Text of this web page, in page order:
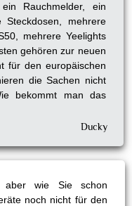
Rauchmelder, ein
mehrere
mehrere Yeelights
gehören zur neuen
für den europäischen
die Sachen nicht
bekommt man das
Ducky
aber wie Sie schon
noch nicht für den